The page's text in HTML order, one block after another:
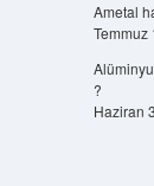
Ametal
Temmuz
?
Haziran